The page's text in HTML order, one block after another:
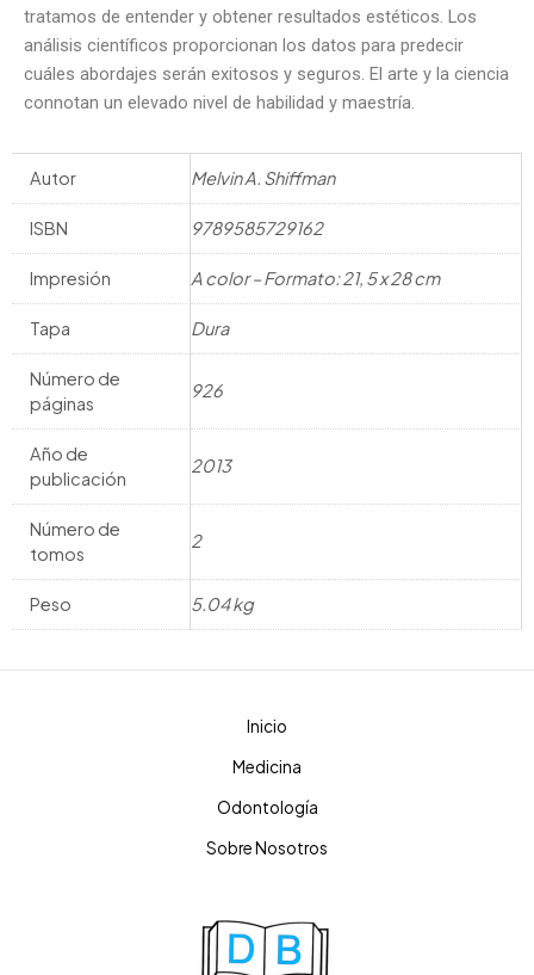
tratamos de entender y obtener resultados estéticos. Los
análisis científicos proporcionan los datos para predecir
cuáles abordajes serán exitosos y seguros. El arte y la ciencia
connotan un elevado nivel de habilidad y maestría.
Autor Melvin A. Shiffman
ISBN 9789585729162
Impresión A color – Formato: 21, 5 x 28 cm
Tapa Dura
Número de
páginas
926
Año de
publicación
2013
Número de
tomos
2
Peso 5.04 kg
Inicio
Medicina
Odontología
Sobre Nosotros